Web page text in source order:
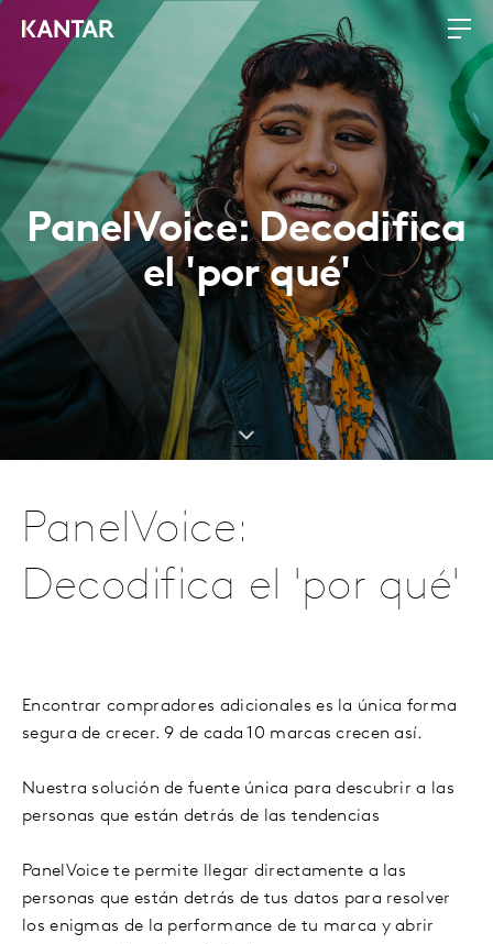
PanelVoice: Decodifica
el 'por qué'
PanelVoice:
Decodifica el 'por qué'
Encontrar compradores adicionales es la única forma
segura de crecer. 9 de cada 10 marcas crecen así.
Nuestra solución de fuente única para descubrir a las
personas que están detrás de las tendencias
PanelVoice te permite llegar directamente a las
personas que están detrás de tus datos para resolver
los enigmas de la performance de tu marca y abrir